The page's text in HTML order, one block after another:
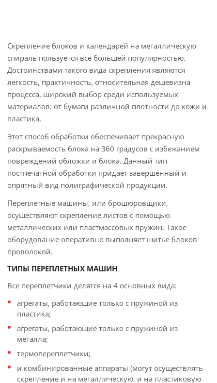
Скрепление блоков и календарей на металлическую
спираль пользуется все большей популярностью.
Достоинствами такого вида скрепления являются
легкость, практичность, относительная дешевизна
процесса, широкий выбор среди используемых
материалов: от бумаги различной плотности до кожи и
пластика.
Этот способ обработки обеспечивает прекрасную
раскрываемость блока на 360 градусов с избежанием
повреждений обложки и блока. Данный тип
постпечатной обработки придает завершенный и
опрятный вид полиграфической продукции.
Переплетные машины, или брошюровщики,
осуществляют скрепление листов с помощью
металлических или пластмассовых пружин. Такое
оборудование оперативно выполняет шитье блоков
проволокой.
ТИПЫ ПЕРЕПЛЕТНЫХ МАШИН
Все переплетчики делятся на 4 основных вида:
агрегаты, работающие только с пружиной из
пластика;
агрегаты, работающие только с пружиной из
металла;
термопереплетчики;
и комбинированные аппараты (могут осуществлять
скрепление и на металлическую, и на пластиковую